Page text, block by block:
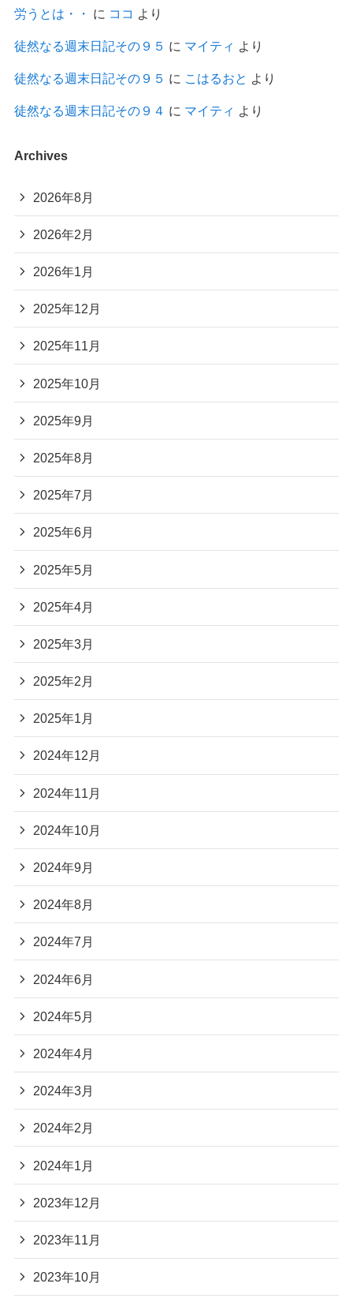
労うとは・・ に ココ より
徒然なる週末日記その９５ に マイティ より
徒然なる週末日記その９５ に こはるおと より
徒然なる週末日記その９４ に マイティ より
Archives
2026年8月
2026年2月
2026年1月
2025年12月
2025年11月
2025年10月
2025年9月
2025年8月
2025年7月
2025年6月
2025年5月
2025年4月
2025年3月
2025年2月
2025年1月
2024年12月
2024年11月
2024年10月
2024年9月
2024年8月
2024年7月
2024年6月
2024年5月
2024年4月
2024年3月
2024年2月
2024年1月
2023年12月
2023年11月
2023年10月